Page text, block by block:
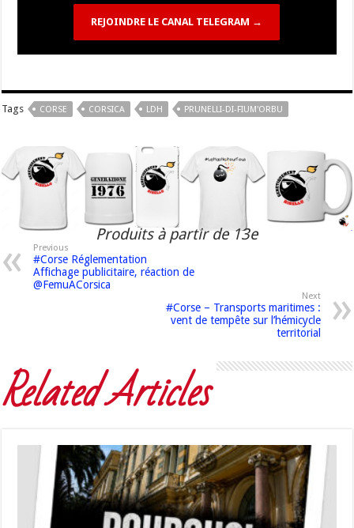
REJOINDRE LE CANAL TELEGRAM →
Tags CORSE CORSICA LDH PRUNELLI-DI-FIUM'ORBU
Produits à partir de 13e
Previous
#Corse Réglementation
Affichage publicitaire, réaction de
@FemuACorsica
Next
#Corse – Transports maritimes :
vent de tempête sur l’hémicycle
territorial
Related Articles